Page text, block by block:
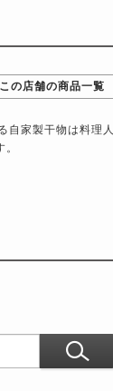
この店舗の商品一覧
自家製干物は料理人